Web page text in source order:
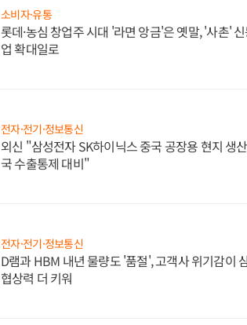
소비자·유통
롯데·농심 창업주 시대 '라면 앙금'은 옛말, '사촌'
업 확대일로
전자·전기·정보통신
외신 "삼성전자 SK하이닉스 중국 공장용 현지 생
국 수출통제 대비"
전자·전기·정보통신
D램과 HBM 내년 물량도 '품절', 고객사 위기감이
협상력 더 키워